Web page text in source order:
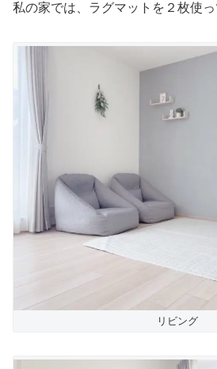
私の家では、ラグマットを２枚使っ
リビング